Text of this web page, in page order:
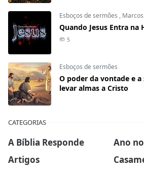
Esboços de sermões , Marcos
Quando Jesus Entra na
5
Esboços de sermões
O poder da vontade e a
levar almas a Cristo
CATEGORIAS
A Bíblia Responde
Ano
Artigos